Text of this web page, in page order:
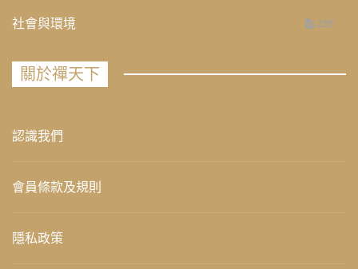
社會與環境 235
關於禪天下
認識我們
會員條款及規則
隱私政策